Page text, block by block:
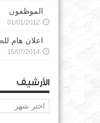
الموظفون
01/01/2012
اعلان هام
15/07/2014
الأرشيف
الأرشيف